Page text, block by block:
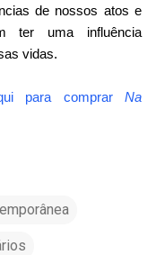
de nossos atos e
ter uma influência
vidas.
para comprar Na